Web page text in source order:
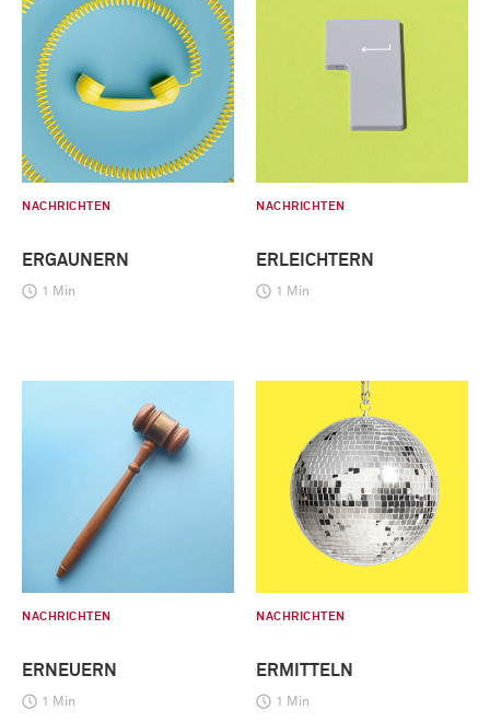
NACHRICHTEN
ERGAUNERN
1 Min
NACHRICHTEN
ERLEICHTERN
1 Min
NACHRICHTEN
ERNEUERN
1 Min
NACHRICHTEN
ERMITTELN
1 Min